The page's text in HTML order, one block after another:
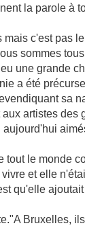
la parole à
mais c'est pas
sommes
une grande
a été
sa
artistes des
tout le monde
et elle
qu'elle
Bruxelles,